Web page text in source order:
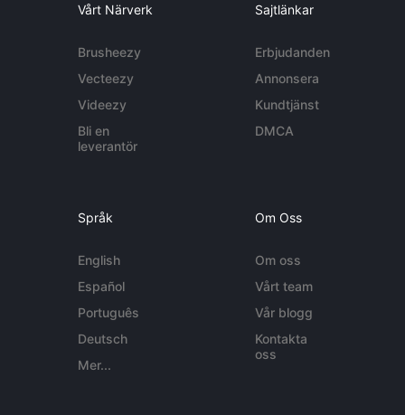
Vårt Närverk
Brusheezy
Vecteezy
Videezy
Bli en
leverantör
Sajtlänkar
Erbjudanden
Annonsera
Kundtjänst
DMCA
Språk
English
Español
Português
Deutsch
Mer...
Om Oss
Om oss
Vårt team
Vår blogg
Kontakta
oss